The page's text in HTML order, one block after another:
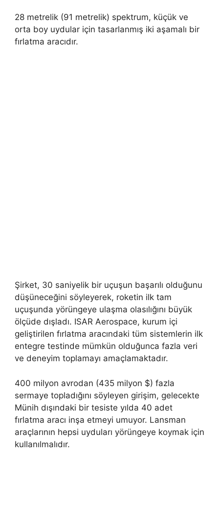
28 metrelik (91 metrelik) spektrum, küçük ve
orta boy uydular için tasarlanmış iki aşamalı bir
fırlatma aracıdır.
Şirket, 30 saniyelik bir uçuşun başarılı olduğunu
düşüneceğini söyleyerek, roketin ilk tam
uçuşunda yörüngeye ulaşma olasılığını büyük
ölçüde dışladı. ISAR Aerospace, kurum içi
geliştirilen fırlatma aracındaki tüm sistemlerin ilk
entegre testinde mümkün olduğunca fazla veri
ve deneyim toplamayı amaçlamaktadır.
400 milyon avrodan (435 milyon $) fazla
sermaye topladığını söyleyen girişim, gelecekte
Münih dışındaki bir tesiste yılda 40 adet
fırlatma aracı inşa etmeyi umuyor. Lansman
araçlarının hepsi uyduları yörüngeye koymak için
kullanılmalıdır.